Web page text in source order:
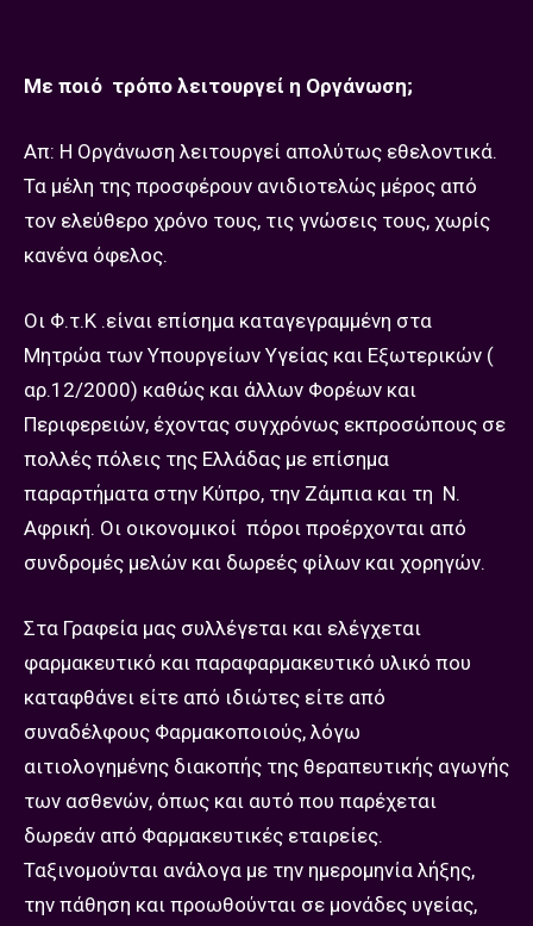
Με ποιό τρόπο λειτουργεί η Οργάνωση;
Απ: Η Οργάνωση λειτουργεί απολύτως εθελοντικά.
Τα μέλη της προσφέρουν ανιδιοτελώς μέρος από
τον ελεύθερο χρόνο τους, τις γνώσεις τους, χωρίς
κανένα όφελος.
Οι Φ.τ.Κ .είναι επίσημα καταγεγραμμένη στα
Μητρώα των Υπουργείων Υγείας και Εξωτερικών (
αρ.12/2000) καθώς και άλλων Φορέων και
Περιφερειών, έχοντας συγχρόνως εκπροσώπους σε
πολλές πόλεις της Ελλάδας με επίσημα
παραρτήματα στην Κύπρο, την Ζάμπια και τη Ν.
Αφρική. Οι οικονομικοί πόροι προέρχονται από
συνδρομές μελών και δωρεές φίλων και χορηγών.
Στα Γραφεία μας συλλέγεται και ελέγχεται
φαρμακευτικό και παραφαρμακευτικό υλικό που
καταφθάνει είτε από ιδιώτες είτε από
συναδέλφους Φαρμακοποιούς, λόγω
αιτιολογημένης διακοπής της θεραπευτικής αγωγής
των ασθενών, όπως και αυτό που παρέχεται
δωρεάν από Φαρμακευτικές εταιρείες.
Ταξινομούνται ανάλογα με την ημερομηνία λήξης,
την πάθηση και προωθούνται σε μονάδες υγείας,